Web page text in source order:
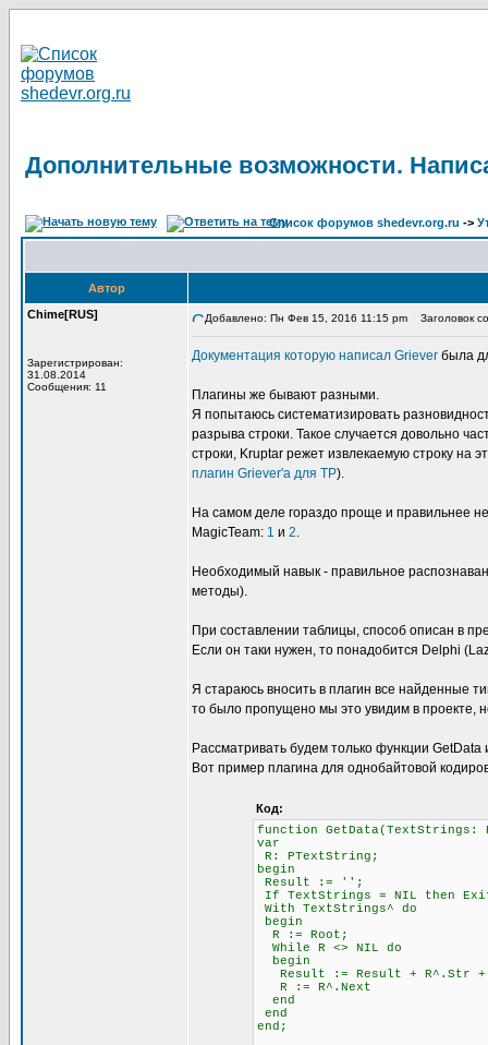
Дополнительные возможности.
Список форумов shedevr.org.ru ->
Автор
Chime[RUS]
Зарегистрирован:
31.08.2014
Сообщения: 11
Добавлено: Пн Фев 15, 2016 11:15 pm Заголовок
Документация которую написал Griever была
Плагины же бывают разными.
Я попытаюсь систематизировать
разрыва строки. Такое случается довольно
строки, Kruptar режет извлекаемую строку на
плагин Griever'а для TP).
На самом деле гораздо проще и правильнее
MagicTeam: 1 и 2.
Необходимый навык - правильное
методы).
При составлении таблицы, способ описан в
Если он таки нужен, то понадобится Delphi
Я стараюсь вносить в плагин все найденные
то было пропущено мы это увидим в проекте,
Рассматривать будем только функции
Вот пример плагина для однобайтовой
Код:
function
var
R: PTextString;
begin
Result := '';
If TextStrings = NIL then
With TextStrings^ do
begin
R := Root;
While R <> NIL do
begin
Result := Result + R^.Str +
R := R^.Next
end
end
end;